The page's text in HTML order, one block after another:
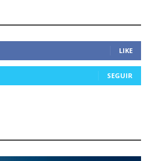
LIKE
SEGUIR